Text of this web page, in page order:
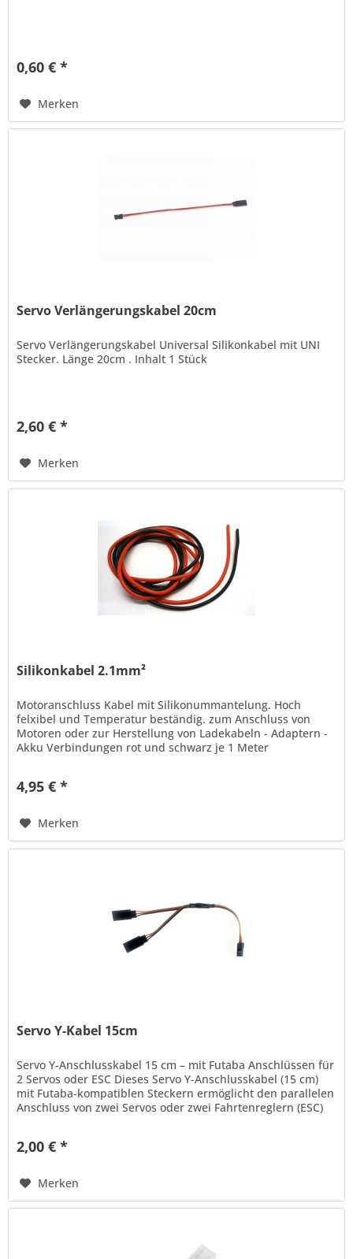
0,60 € *
Merken
Servo Verlängerungskabel 20cm
Servo Verlängerungskabel Universal Silikonkabel mit UNI
Stecker. Länge 20cm . Inhalt 1 Stück
2,60 € *
Merken
Silikonkabel 2.1mm²
Motoranschluss Kabel mit Silikonummantelung. Hoch
felxibel und Temperatur beständig. zum Anschluss von
Motoren oder zur Herstellung von Ladekabeln - Adaptern -
Akku Verbindungen rot und schwarz je 1 Meter
4,95 € *
Merken
Servo Y-Kabel 15cm
Servo Y-Anschlusskabel 15 cm – mit Futaba Anschlüssen für
2 Servos oder ESC Dieses Servo Y-Anschlusskabel (15 cm)
mit Futaba-kompatiblen Steckern ermöglicht den parallelen
Anschluss von zwei Servos oder zwei Fahrtenreglern (ESC)
2,00 € *
Merken